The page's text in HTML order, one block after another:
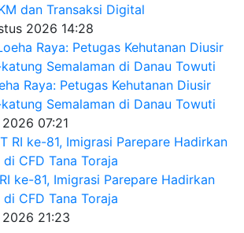
dan Transaksi Digital
2026 14:28
Raya: Petugas Kehutanan Diusir
Semalaman di Danau Towuti
07:21
ke-81, Imigrasi Parepare Hadirkan
CFD Tana Toraja
21:23